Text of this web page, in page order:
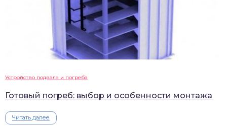
Устройство подвала и погреба
Готовый погреб: выбор и особенности монтажа
Читать далее